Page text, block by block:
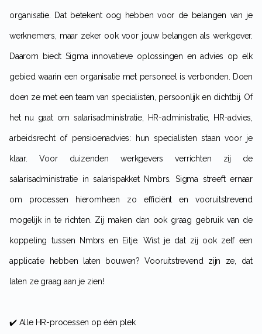
organisatie. Dat betekent oog hebben voor de belangen van je
werknemers, maar zeker ook voor jouw belangen als werkgever.
Daarom biedt Sigma innovatieve oplossingen en advies op elk
gebied waarin een organisatie met personeel is verbonden. Doen
doen ze met een team van specialisten, persoonlijk en dichtbij. Of
het nu gaat om salarisadministratie, HR-administratie, HR-advies,
arbeidsrecht of pensioenadvies: hun specialisten staan voor je
klaar. Voor duizenden werkgevers verrichten zij de
salarisadministratie in salarispakket Nmbrs. Sigma streeft ernaar
om processen hieromheen zo efficiënt en vooruitstrevend
mogelijk in te richten. Zij maken dan ook graag gebruik van de
koppeling tussen Nmbrs en Eitje. Wist je dat zij ook zelf een
applicatie hebben laten bouwen? Vooruitstrevend zijn ze, dat
laten ze graag aan je zien!
✔️ Alle HR-processen op één plek